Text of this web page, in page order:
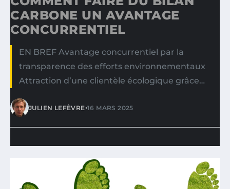
CARBONE UN AVANTAGE
CONCURRENTIEL
EN BREF Avantage concurrentiel par la
transparence des efforts environnementaux
Attraction d’une clientèle écologique grâce…
JULIEN LEFÈVRE•16 MARS 2025